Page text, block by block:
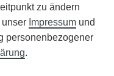
zu ändern
Impressum und
personenbezogener
.